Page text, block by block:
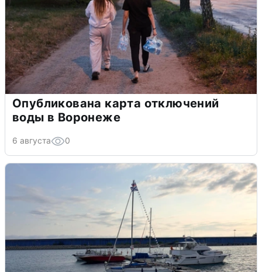
Опубликована карта отключений
воды в Воронеже
6 августа 0